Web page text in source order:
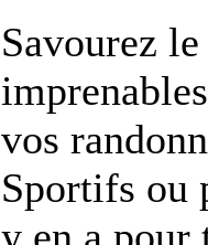
Savourez
vos
Sportifs ou